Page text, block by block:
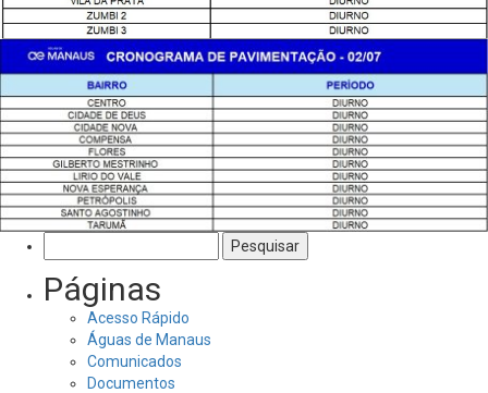
por:
Páginas
Acesso Rápido
Águas de Manaus
Comunicados
Documentos